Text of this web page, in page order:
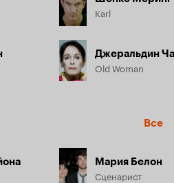
Karl
Джеральдин
Old Woman
Все
Мария Белон
Сценарист